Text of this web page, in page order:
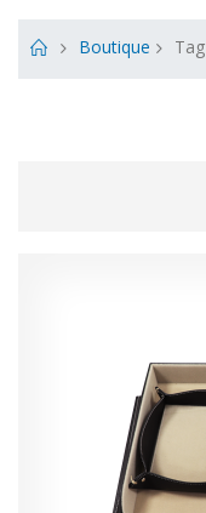
Boutique